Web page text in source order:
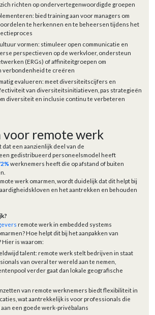
richten op ondervertegenwoordigde groepen
bied training aan voor managers om
te herkennen en te beheersen tijdens het
vormen: stimuleer open communicatie en
perspectieven op de werkvloer, ondersteun
(ERGs) of affiniteitgroepen om
verbondenheid te creëren
evalueren: meet diversiteitscijfers en
van diversiteitsinitiatieven, pas strategieën
diversiteit en inclusie continu te verbeteren
voor remote werk
een aanzienlijk deel van de
gedistribueerd personeelsmodel heeft
werknemers heeft die op afstand of buiten
werk omarmen, wordt duidelijk dat dit helpt bij
en het aantrekken en behouden
remote werk in embedded systems
Hoe helpt dit bij het aanpakken van
is waarom:
talent: remote werk stelt bedrijven in staat
van overal ter wereld aan te nemen,
verder gaat dan lokale geografische
van remote werknemers biedt flexibiliteit in
wat aantrekkelijk is voor professionals die
een goede werk-privébalans